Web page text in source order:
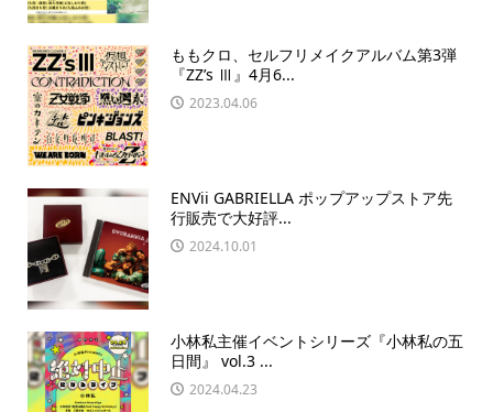
ももクロ、セルフリメイクアルバム第3弾
『ZZ’s Ⅲ』4月6...
2023.04.06
ENVii GABRIELLA ポップアップストア先
行販売で大好評...
2024.10.01
小林私主催イベントシリーズ『小林私の五
日間』 vol.3 ...
2024.04.23